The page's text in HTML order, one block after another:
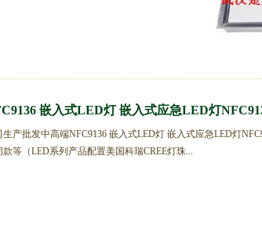
嵌入式LED灯 嵌入式应急LED灯
生产批发中高端NFC9136 嵌入式LED灯 嵌入式应急LED灯
款等（LED系列产品配置美国科瑞CREE灯珠...